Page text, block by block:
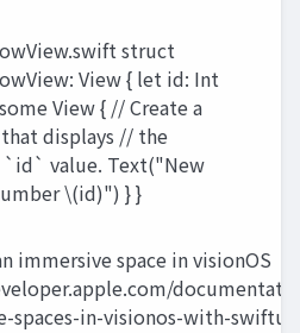
struct
View { let id: Int
View { // Create a
displays // the
value. Text("New
\(id)") } }
immersive space in visionOS
spaces-in-visionos-with-swiftui